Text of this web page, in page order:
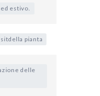
estivo.
pianta
delle